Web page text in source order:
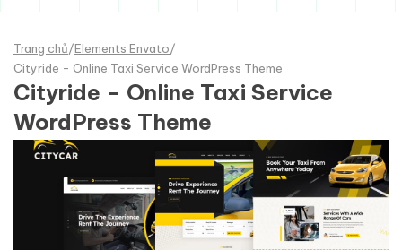
Trang chủ/Elements Envato/
Cityride - Online Taxi Service WordPress Theme
Cityride – Online Taxi Service
WordPress Theme